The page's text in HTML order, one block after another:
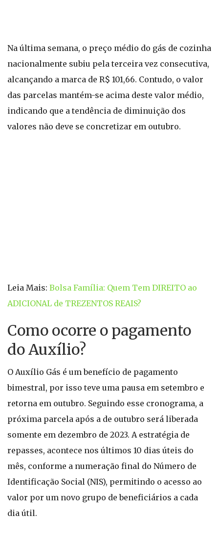
Na última semana, o preço médio do gás de cozinha
nacionalmente subiu pela terceira vez consecutiva,
alcançando a marca de R$ 101,66. Contudo, o valor
das parcelas mantém-se acima deste valor médio,
indicando que a tendência de diminuição dos
valores não deve se concretizar em outubro.
Leia Mais: Bolsa Família: Quem Tem DIREITO ao
ADICIONAL de TREZENTOS REAIS?
Como ocorre o pagamento
do Auxílio?
O Auxílio Gás é um benefício de pagamento
bimestral, por isso teve uma pausa em setembro e
retorna em outubro. Seguindo esse cronograma, a
próxima parcela após a de outubro será liberada
somente em dezembro de 2023. A estratégia de
repasses, acontece nos últimos 10 dias úteis do
mês, conforme a numeração final do Número de
Identificação Social (NIS), permitindo o acesso ao
valor por um novo grupo de beneficiários a cada
dia útil.